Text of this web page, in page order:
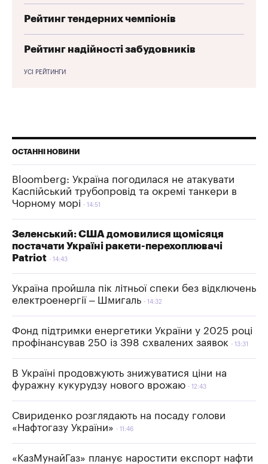
Рейтинг тендерних чемпіонів
Рейтинг надійності забудовників
УСІ РЕЙТИНГИ
ОСТАННІ НОВИНИ
Bloomberg: Україна погодилася не атакувати
Каспійський трубопровід та окремі танкери в
Чорному морі
14:51
Зеленський: США домовилися щомісяця
постачати Україні ракети-перехоплювачі
Patriot
14:43
Україна пройшла пік літньої спеки без відключень
електроенергії – Шмигаль
14:32
Фонд підтримки енергетики України у 2025 році
профінансував 250 із 398 схвалених заявок
13:31
В Україні продовжують знижуватися ціни на
фуражну кукурудзу нового врожаю
12:43
Свириденко розглядають на посаду голови
«Нафтогазу України»
11:46
«КазМунайГаз» планує наростити експорт нафти